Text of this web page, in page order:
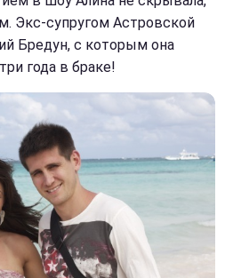
Экс-супругом Астровской
Бредун, с которым она
года в браке!